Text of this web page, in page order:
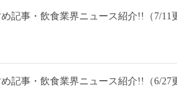
記事・飲食業界ニュース紹介!!（7/11
記事・飲食業界ニュース紹介!!（6/27